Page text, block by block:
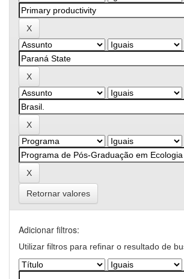
Retornar valores
Adicionar filtros:
Utilizar filtros para refinar o resultado de